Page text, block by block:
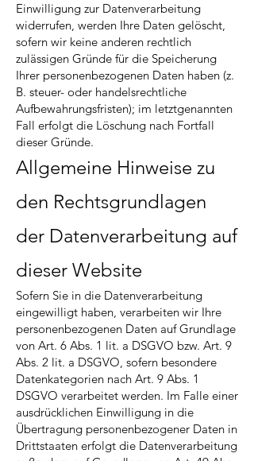
Einwilligung zur Datenverarbeitung
widerrufen, werden Ihre Daten gelöscht,
sofern wir keine anderen rechtlich
zulässigen Gründe für die Speicherung
Ihrer personenbezogenen Daten haben (z.
B. steuer- oder handelsrechtliche
Aufbewahrungsfristen); im letztgenannten
Fall erfolgt die Löschung nach Fortfall
dieser Gründe.
Allgemeine Hinweise zu
den Rechtsgrundlagen
der Datenverarbeitung auf
dieser Website
Sofern Sie in die Datenverarbeitung
eingewilligt haben, verarbeiten wir Ihre
personenbezogenen Daten auf Grundlage
von Art. 6 Abs. 1 lit. a DSGVO bzw. Art. 9
Abs. 2 lit. a DSGVO, sofern besondere
Datenkategorien nach Art. 9 Abs. 1
DSGVO verarbeitet werden. Im Falle einer
ausdrücklichen Einwilligung in die
Übertragung personenbezogener Daten in
Drittstaaten erfolgt die Datenverarbeitung